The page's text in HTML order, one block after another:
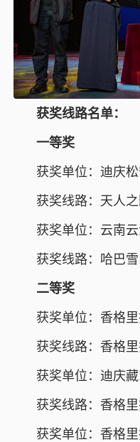
获奖线路名单：
一等奖
获奖单位：迪庆松
获奖线路：天人之
获奖单位：云南云
获奖线路：哈巴雪
二等奖
获奖单位：香格里
获奖线路：香格里
获奖单位：迪庆藏
获奖线路：香格里
获奖单位：香格里